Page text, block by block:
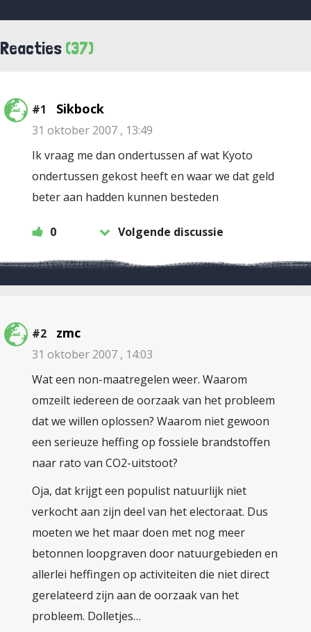
Reacties (37)
#1 Sikbock
31 oktober 2007 , 13:49
Ik vraag me dan ondertussen af wat Kyoto
ondertussen gekost heeft en waar we dat geld
beter aan hadden kunnen besteden
0 Volgende discussie
#2 zmc
31 oktober 2007 , 14:03
Wat een non-maatregelen weer. Waarom
omzeilt iedereen de oorzaak van het probleem
dat we willen oplossen? Waarom niet gewoon
een serieuze heffing op fossiele brandstoffen
naar rato van CO2-uitstoot?
Oja, dat krijgt een populist natuurlijk niet
verkocht aan zijn deel van het electoraat. Dus
moeten we het maar doen met nog meer
betonnen loopgraven door natuurgebieden en
allerlei heffingen op activiteiten die niet direct
gerelateerd zijn aan de oorzaak van het
probleem. Dolletjes…